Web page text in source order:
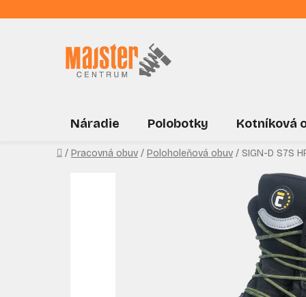
na
Náradie Polobotky Kotníková
Domov
/ Pracovná obuv / Poloholeňová obuv / SIGN-D S7S